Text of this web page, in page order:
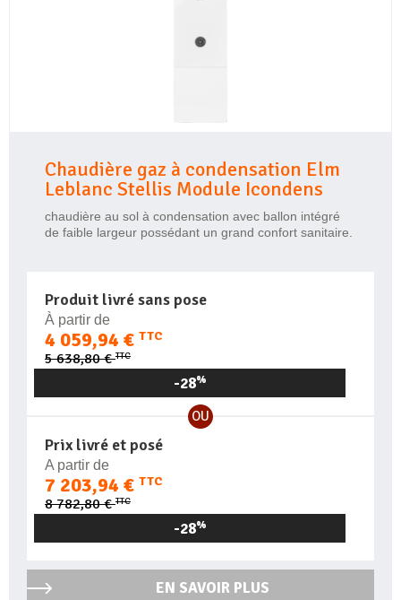
Chaudière gaz à condensation Elm
Leblanc Stellis Module Icondens
chaudière au sol à condensation avec ballon intégré
de faible largeur possédant un grand confort sanitaire.
Produit livré sans pose
À partir de
4 059,94 € TTC
5 638,80 €TTC
-28%
OU
Prix livré et posé
A partir de
7 203,94 € TTC
8 782,80 €TTC
-28%
EN SAVOIR PLUS